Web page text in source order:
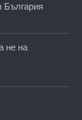
България
не на